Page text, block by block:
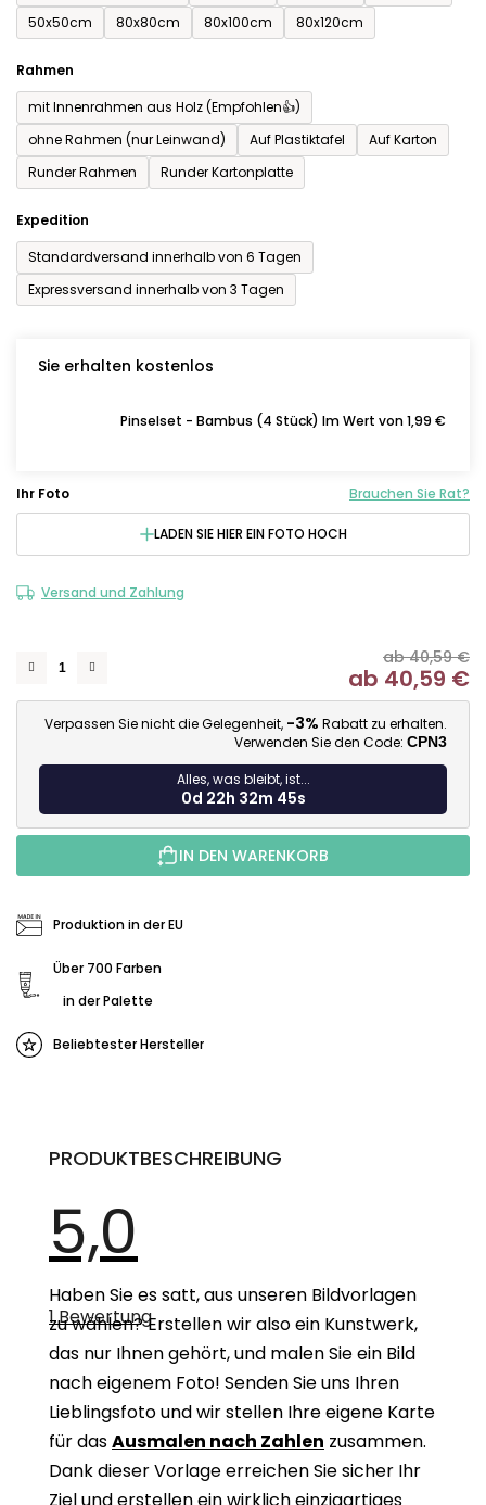
50x50cm
80x80cm 80x100cm 80x120cm
Rahmen
mit Innenrahmen aus Holz (Empfohlen👍)
ohne Rahmen (nur Leinwand)
Auf Plastiktafel
Auf Karton
Runder Rahmen
Runder Kartonplatte
Expedition
Standardversand innerhalb von 6 Tagen
Expressversand innerhalb von 3 Tagen
Sie erhalten kostenlos
Pinselset - Bambus (4 Stück) Im Wert von 1,99 €
Ihr Foto Brauchen Sie Rat?
LADEN SIE HIER EIN FOTO HOCH
Versand und Zahlung
ab 40,59 €
ab 40,59 €
Verpassen Sie nicht die Gelegenheit, -3% Rabatt zu erhalten.
Verwenden Sie den Code: CPN3
Alles, was bleibt, ist...
0d 22h 32m 44s
IN DEN WARENKORB
Produktion in der EU
Über 700 Farben
in der Palette
Beliebtester Hersteller
PRODUKTBESCHREIBUNG
5,0
Die
durchschnittliche
Produktbewertung
ist
5,0
5
Sternen.
1 Bewertung
Haben Sie es satt, aus unseren Bildvorlagen
zu wählen? Erstellen wir also ein Kunstwerk,
das nur Ihnen gehört, und malen Sie ein Bild
nach eigenem Foto! Senden Sie uns Ihren
Lieblingsfoto und wir stellen Ihre eigene Karte
für dasAusmalen nach Zahlen zusammen.
Dank dieser Vorlage erreichen Sie sicher Ihr
Ziel und erstellen ein wirklich einzigartiges